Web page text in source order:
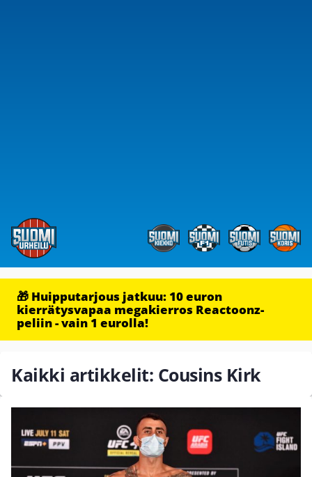
🎁 Huipputarjous jatkuu: 10 euron
kierrätysvapaa megakierros Reactoonz-
peliin - vain 1 eurolla!
Kaikki artikkelit: Cousins Kirk